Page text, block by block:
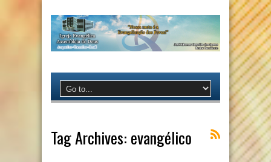
Tag Archives: evangélico